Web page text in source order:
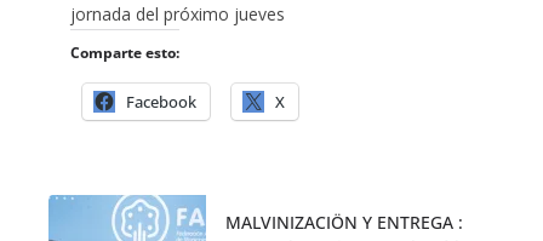
jornada del próximo jueves
Comparte esto:
Facebook X
MALVINIZACIÖN Y ENTREGA :